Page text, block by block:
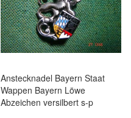
Anstecknadel Bayern Staat
Wappen Bayern Löwe
Abzeichen versilbert s-p